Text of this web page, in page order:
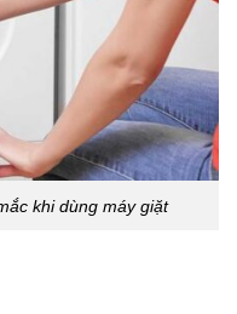
khi dùng máy giặt